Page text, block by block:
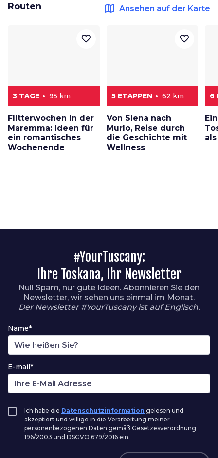
Routen map Ansehen auf der Karte
3 TAGE 95 km
Flitterwochen in der
Maremma: Ideen für
ein romantisches
Wochenende
favorite_border
5 ETAPPEN 62 km
Von Siena nach
Murlo, Reise durch
die Geschichte mit
Wellness
favorite_border
6
#YourTuscany:
Ihre Toskana, Ihr Newsletter
Null Spam, nur gute Ideen. Abonnieren Sie den
Newsletter, wir sehen uns einmal im Monat.
Der Newsletter #YourTuscany ist auf Englisch.
Name*
E-mail*
Ich habe die Datenschutzinformation gelesen und
akzeptiert und willige in die Verarbeitung meiner
personenbezogenen Daten gemäß Gesetzesverordnung
196/2003 und DSGVO 679/2016 ein.